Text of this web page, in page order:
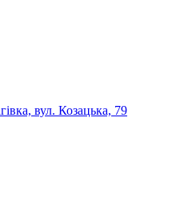
вул. Козацька, 79